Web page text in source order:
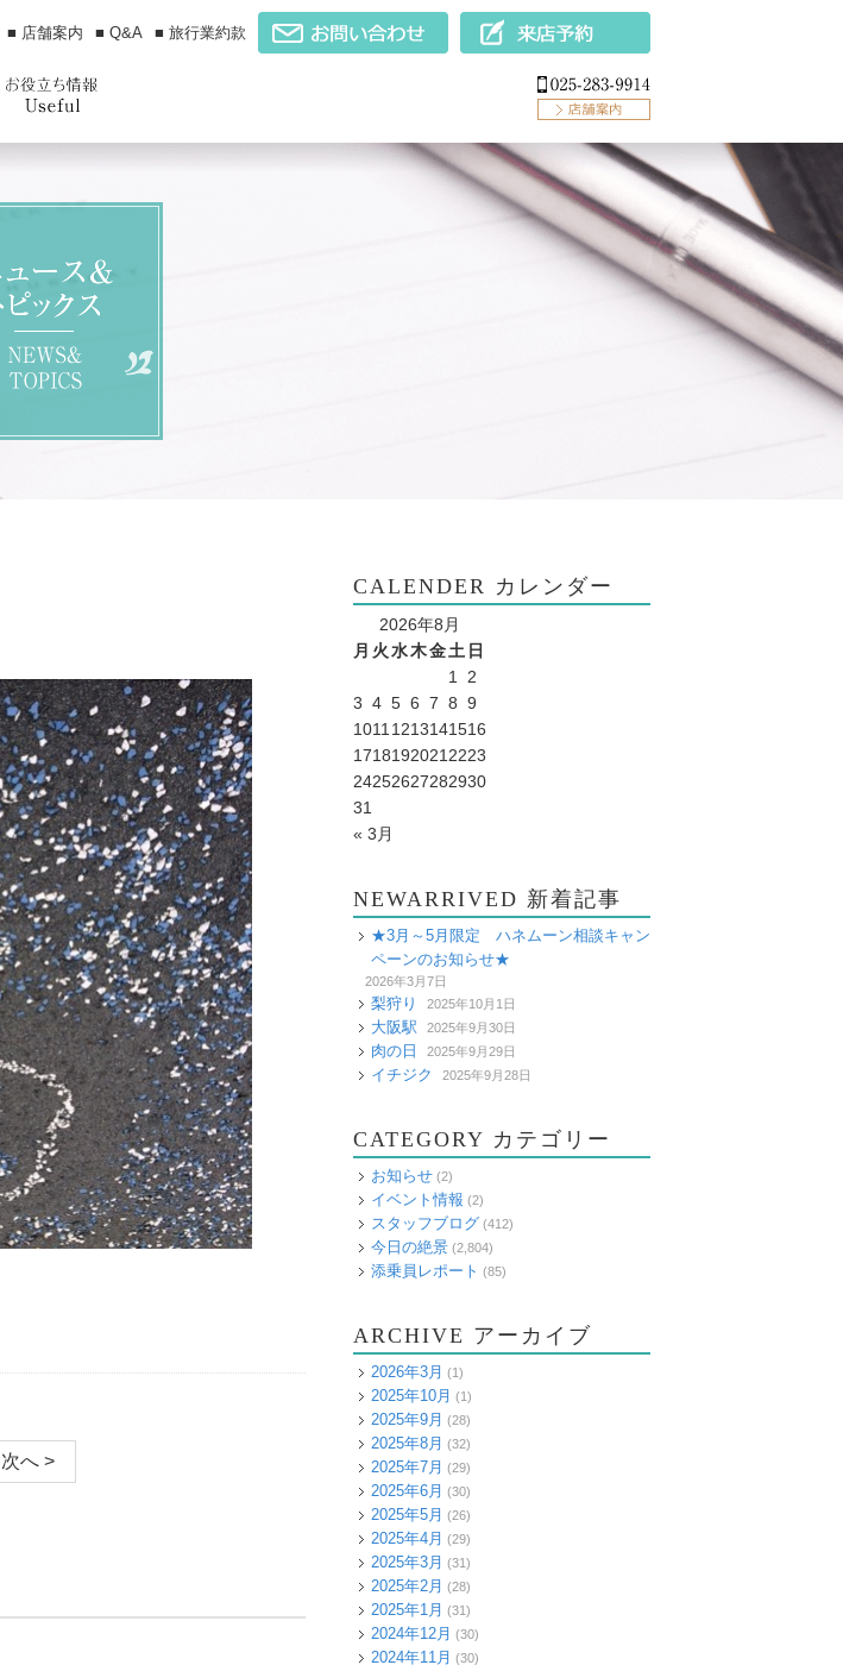
■ 店舗案内 ■ Q&A ■ 旅行業約款
次へ >
CALENDER カレンダー
2026年8月
月 火水木金土 日
1
2
3 4 5 6 7 8 9
1011 1213141516
1718192021 2223
24252627282930
31
« 3月
NEWARRIVED 新着記事
★3月～5月限定 ハネムーン相談キャン
ペーンのお知らせ★
2026年3月7日
梨狩り 2025年10月1日
大阪駅 2025年9月30日
肉の日 2025年9月29日
イチジク 2025年9月28日
CATEGORY カテゴリー
お知らせ (2)
イベント情報 (2)
スタッフブログ (412)
今日の絶景 (2,804)
添乗員レポート (85)
ARCHIVE アーカイブ
2026年3月 (1)
2025年10月 (1)
2025年9月 (28)
2025年8月 (32)
2025年7月 (29)
2025年6月 (30)
2025年5月 (26)
2025年4月 (29)
2025年3月 (31)
2025年2月 (28)
2025年1月 (31)
2024年12月 (30)
2024年11月 (30)